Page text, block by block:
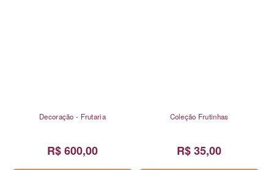
Decoração - Frutaria
R$ 600,00
Coleção Frutinhas
R$ 35,00